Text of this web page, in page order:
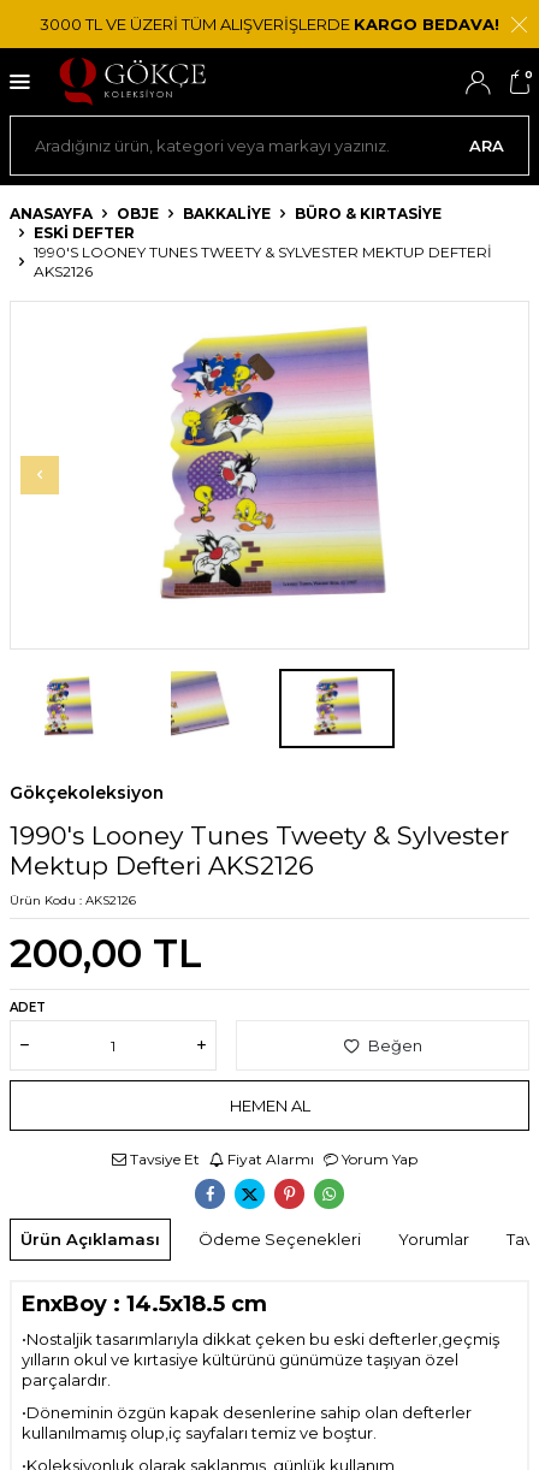
3000 TL VE ÜZERİ TÜM ALIŞVERİŞLERDE KARGO BEDAVA!
ARA
0
ANASAYFA OBJE BAKKALIYE
BÜRO & KIRTASIYE
ESKI DEFTER
1990'S LOONEY TUNES TWEETY & SYLVESTER MEKTUP DEFTERI
AKS2126
Gökçekoleksiyon
1990's Looney Tunes Tweety & Sylvester
Mektup Defteri AKS2126
Ürün Kodu : AKS2126
200,00 TL
ADET
Beğen
HEMEN AL
Tavsiye Et Fiyat Alarmı Yorum Yap
Ürün Açıklaması Ödeme Seçenekleri Yorumlar
EnxBoy : 14.5x18.5 cm
•Nostaljik tasarımlarıyla dikkat çeken bu eski defterler,geçmiş
yılların okul ve kırtasiye kültürünü günümüze taşıyan özel
parçalardır.
•Döneminin özgün kapak desenlerine sahip olan defterler
kullanılmamış olup,iç sayfaları temiz ve boştur.
•Koleksiyonluk olarak saklanmış, günlük kullanım